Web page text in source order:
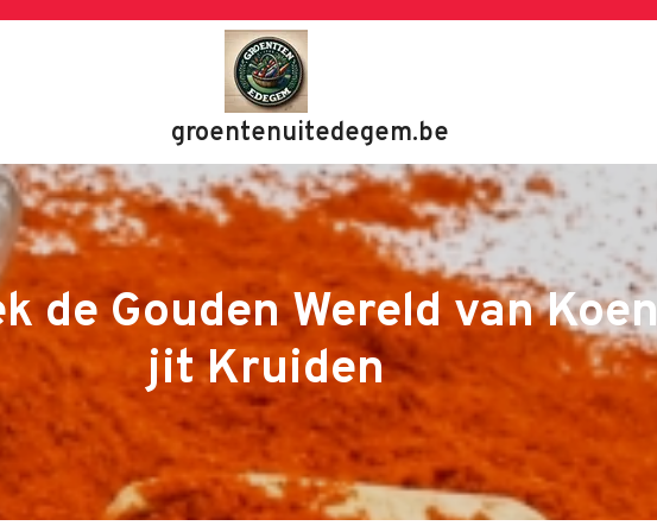
groentenuitedegem.be
de Gouden Wereld van Koen
jit Kruiden